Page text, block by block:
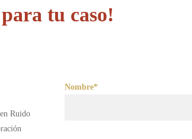
para tu caso!
Ruido
Nombre*